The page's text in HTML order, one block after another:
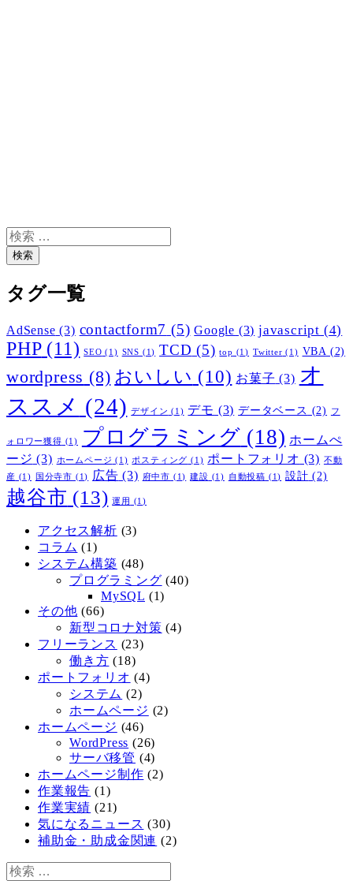
検
索検索
タグ一覧
AdSense (3) contactform7 (5) Google (3) javascript (4)
PHP(11) SEO (1) SNS (1) TCD (5) top (1) Twitter (1) VBA(2)
wordpress (8) おいしい (10) お菓子 (3) オ
ススメ (24) デザイン (1) デモ (3) データベース (2) フ
ォロワー獲得 (1) プログラミング (18) ホームぺ
ージ (3) ホームページ (1) ポスティング (1) ポートフォリオ (3) 不動
産 (1) 国分寺市 (1) 広告 (3) 府中市 (1) 建設 (1) 自動投稿 (1) 設計 (2)
越谷市 (13) 運用 (1)
アクセス解析 (3)
コラム (1)
システム構築 (48)
プログラミング (40)
MySQL (1)
その他 (66)
新型コロナ対策 (4)
フリーランス (23)
働き方 (18)
ポートフォリオ (4)
システム (2)
ホームページ (2)
ホームページ (46)
WordPress (26)
サーバ移管 (4)
ホームページ制作 (2)
作業報告 (1)
作業実績 (21)
気になるニュース (30)
補助金・助成金関連 (2)
検